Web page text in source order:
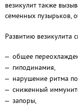
везикулит также
семенных пузырьков,
Развитию везикулита
общее
гиподинамия,
нарушение ритма
сниженный
запоры,